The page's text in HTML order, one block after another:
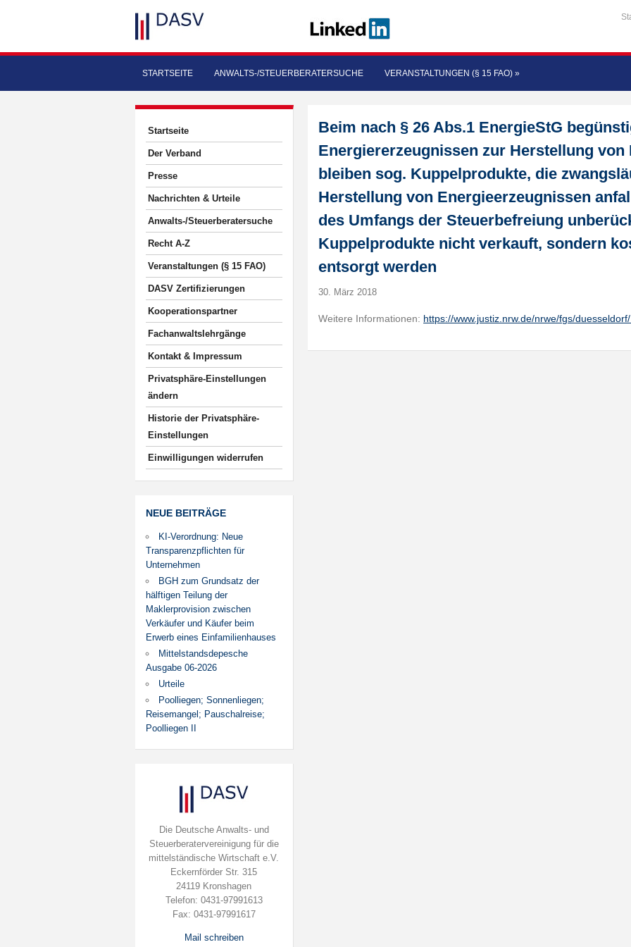
STARTSEITE ANWALTS-/STEUERBERATERSUCHE VERANSTALTUNGEN (§ 15 FAO) »
Startseite
Der Verband
Presse
Nachrichten & Urteile
Anwalts-/Steuerberatersuche
Recht A-Z
Veranstaltungen (§ 15 FAO)
DASV Zertifizierungen
Kooperationspartner
Fachanwaltslehrgänge
Kontakt & Impressum
Privatsphäre-Einstellungen
ändern
Historie der Privatsphäre-
Einstellungen
Einwilligungen widerrufen
NEUE BEITRÄGE
KI-Verordnung: Neue
Transparenzpflichten für
Unternehmen
BGH zum Grundsatz der
hälftigen Teilung der
Maklerprovision zwischen
Verkäufer und Käufer beim
Erwerb eines Einfamilienhauses
Mittelstandsdepesche
Ausgabe 06-2026
Urteile
Poolliegen; Sonnenliegen;
Reisemangel; Pauschalreise;
Poolliegen II
Die Deutsche Anwalts- und
Steuerberatervereinigung für die
mittelständische Wirtschaft e.V.
Eckernförder Str. 315
24119 Kronshagen
Telefon: 0431-97991613
Fax: 0431-97991617
Mail schreiben
Beim nach § 26 Abs.1 EnergieStG
Energiererzeugnissen zur Herstellung von
bleiben sog. Kuppelprodukte, die
Herstellung von Energieerzeugnissen
des Umfangs der Steuerbefreiung
Kuppelprodukte nicht verkauft, sondern
entsorgt werden
30. März 2018
Weitere Informationen: https://www.justiz.nrw.de/nrwe/fgs/